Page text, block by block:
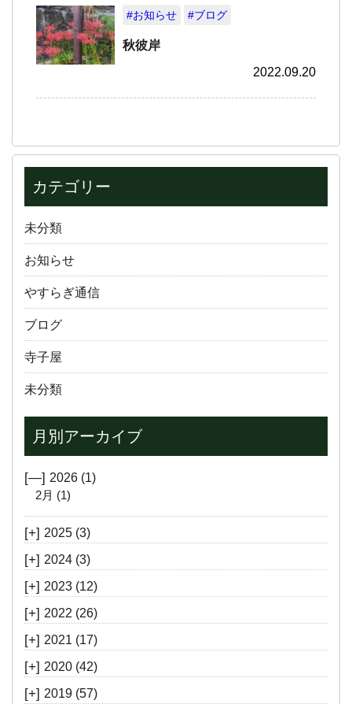
#お知らせ #ブログ
秋彼岸
2022.09.20
カテゴリー
未分類
お知らせ
やすらぎ通信
ブログ
寺子屋
未分類
月別アーカイブ
[—] 2026 (1)
2月 (1)
[+] 2025 (3)
[+] 2024 (3)
[+] 2023 (12)
[+] 2022 (26)
[+] 2021 (17)
[+] 2020 (42)
[+] 2019 (57)